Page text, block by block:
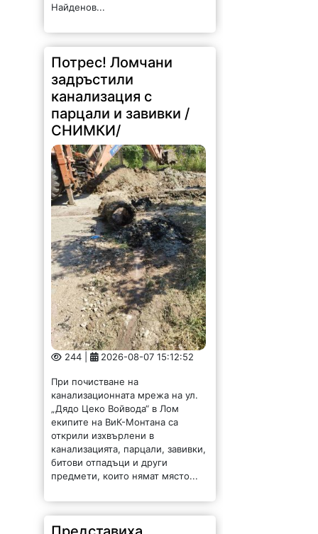
Найденов...
Потрес! Ломчани
задръстили
канализация с
парцали и завивки /
СНИМКИ/
244 | 2026-08-07 15:12:52
При почистване на
канализационната мрежа на ул.
„Дядо Цеко Войвода“ в Лом
екипите на ВиК-Монтана са
открили изхвърлени в
канализацията, парцали, завивки,
битови отпадъци и други
предмети, които нямат място...